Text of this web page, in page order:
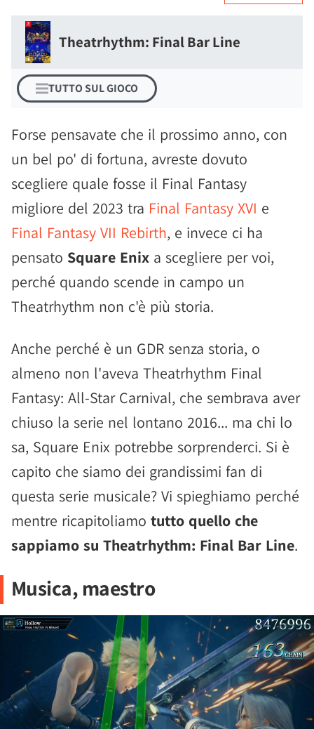
Theatrhythm: Final Bar Line
TUTTO SUL GIOCO
Forse pensavate che il prossimo anno, con
un bel po' di fortuna, avreste dovuto
scegliere quale fosse il Final Fantasy
migliore del 2023 tra Final Fantasy XVI e
Final Fantasy VII Rebirth, e invece ci ha
pensato Square Enix a scegliere per voi,
perché quando scende in campo un
Theatrhythm non c'è più storia.
Anche perché è un GDR senza storia, o
almeno non l'aveva Theatrhythm Final
Fantasy: All-Star Carnival, che sembrava aver
chiuso la serie nel lontano 2016... ma chi lo
sa, Square Enix potrebbe sorprenderci. Si è
capito che siamo dei grandissimi fan di
questa serie musicale? Vi spieghiamo perché
mentre ricapitoliamo tutto quello che
sappiamo su Theatrhythm: Final Bar Line.
Musica, maestro